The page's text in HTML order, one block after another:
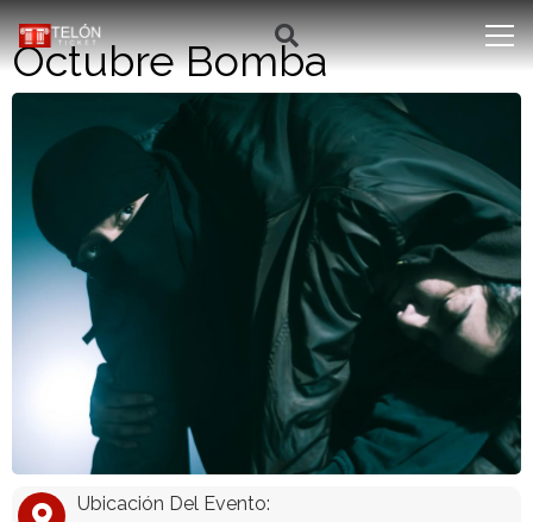
Octubre Bomba
Ubicación Del Evento: